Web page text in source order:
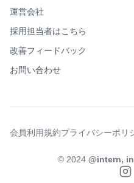
運営会社
採用担当者はこちら
改善フィードバック
お問い合わせ
会員利用規約プライバシーポリ
© 2024 @intern,